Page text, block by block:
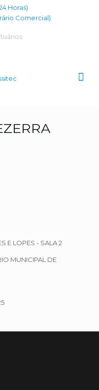
Horas)
Comercial)
E LOPES - SALA 2
MUNICIPAL DE